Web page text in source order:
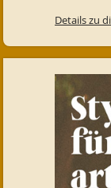
Details zu